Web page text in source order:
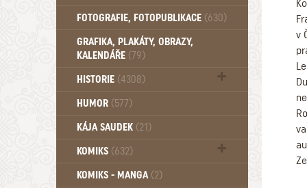
Citáty, aforismy, snáře, přísloví,
FOTOGRAFIE, FOTOPUBLIKACE (630)
GRAFIKA, PLAKÁTY, OBRAZY,
KALENDÁŘE (79)
HISTORIE (4308)
Mytologie, Mýty, Báje, Pověsti (203)
HUMOR (577)
KÁJA SAUDEK (21)
KOMIKS (632)
Komiks - Čtyřlístek (234)
KOMIKS - MANGA (2)
v